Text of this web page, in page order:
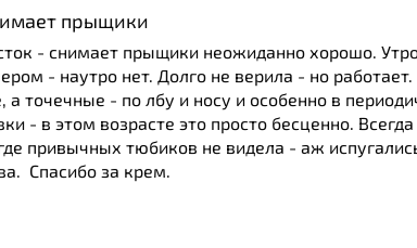
прыщики
- снимает прыщики неожиданно хорошо.
- наутро нет. Долго не верила - но
а точечные - по лбу и носу и особенно в
- в этом возрасте это просто бесценно.
привычных тюбиков не видела - аж
Спасибо за крем.